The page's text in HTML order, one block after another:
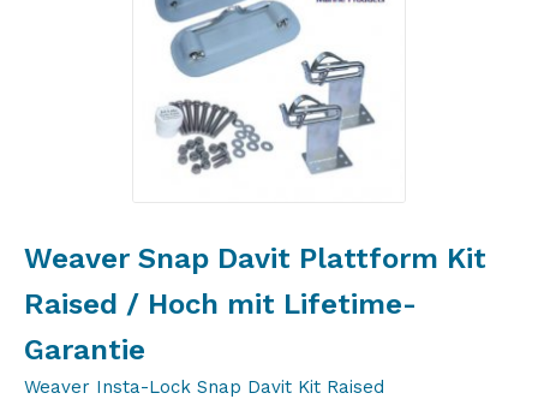
Weaver Snap Davit Plattform Kit
Raised / Hoch mit Lifetime-
Garantie
Weaver Insta-Lock Snap Davit Kit Raised